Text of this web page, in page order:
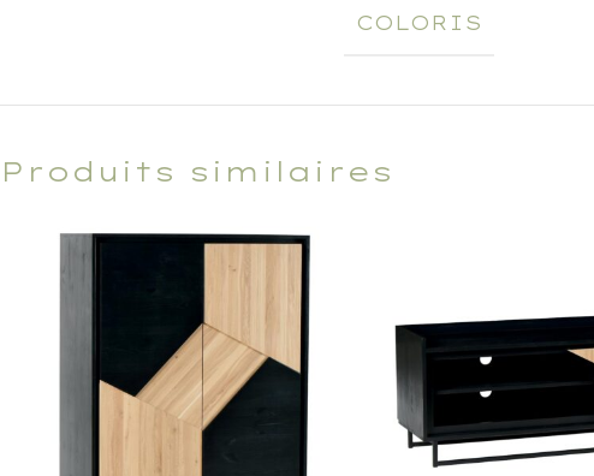
COLORIS
Produits similaires